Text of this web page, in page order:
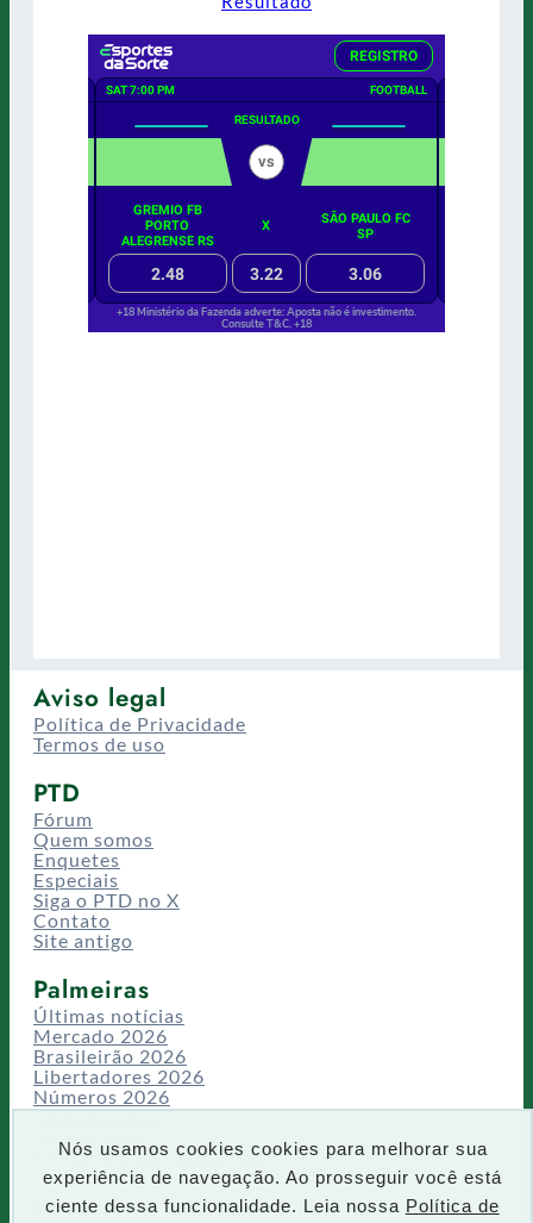
Nós usamos cookies cookies para melhorar sua
experiência de navegação. Ao prosseguir você está
ciente dessa funcionalidade. Leia nossa Política de
Aviso legal
Política de Privacidade
Termos de uso
PTD
Fórum
Quem somos
Enquetes
Especiais
Siga o PTD no X
Contato
Site antigo
Palmeiras
Últimas notícias
Mercado 2026
Brasileirão 2026
Libertadores 2026
Números 2026
Campeonatos
CT/Centro de Excelência
Busca